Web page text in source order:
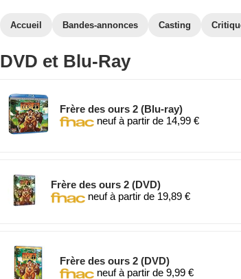
Accueil Bandes-annonces Casting
DVD et Blu-Ray
Frère des ours 2 (Blu-ray)
neuf à partir de 14,99 €
Frère des ours 2 (DVD)
neuf à partir de 19,89 €
Frère des ours 2 (DVD)
neuf à partir de 9,99 €